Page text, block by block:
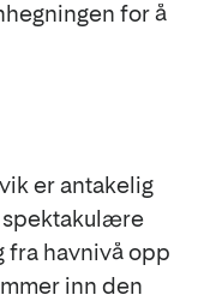
for å
er antakelig
spektakulære
fra havnivå opp
inn den